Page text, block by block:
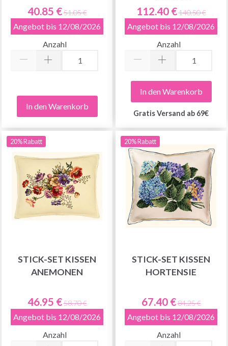
40.85 €51.05 €
Angebot bis 12/08/2026
Anzahl
In den Warenkorb
112.40 €140.50 €
Angebot bis 12/08/2026
Anzahl
In den Warenkorb
Gratis Versand ab 69€
20% Rabatt
STICK-SET KISSEN
ANEMONEN
46.95 €58.70 €
Angebot bis 12/08/2026
Anzahl
20% Rabatt
STICK-SET KISSEN
HORTENSIE
67.40 €84.25 €
Angebot bis 12/08/2026
Anzahl